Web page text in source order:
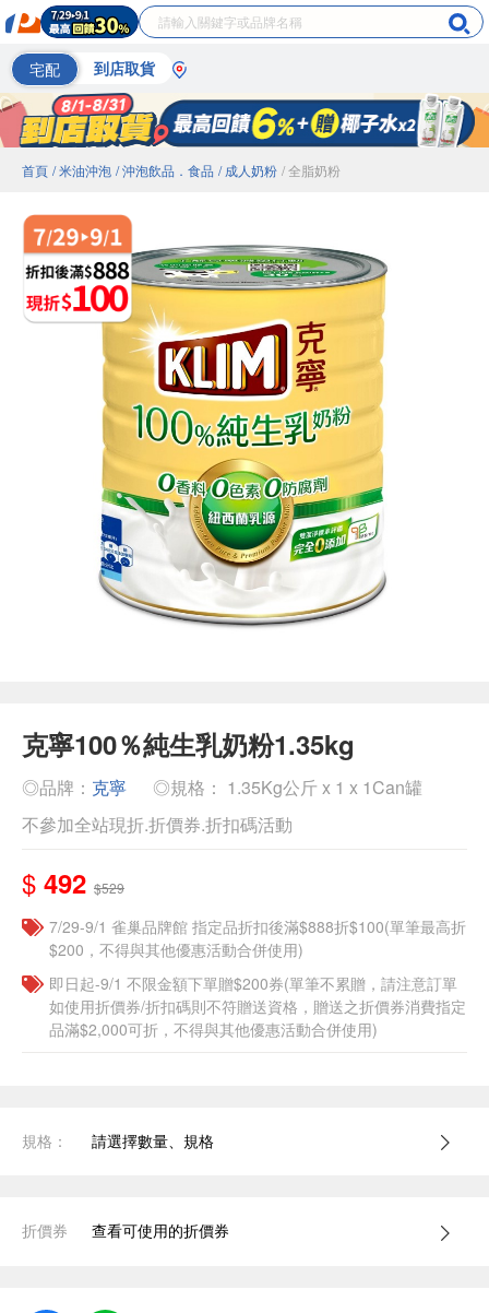
宅配 到店取貨
首頁 / 米油沖泡 / 沖泡飲品．食品 / 成人奶粉 / 全脂奶粉
克寧100％純生乳奶粉1.35kg
◎品牌： 克寧
◎規格： 1.35Kg公斤 x 1 x 1Can罐
不參加全站現折.折價券.折扣碼活動
$ 492 $529
7/29-9/1 雀巢品牌館 指定品折扣後滿$888折$100(單筆最高折
$200，不得與其他優惠活動合併使用)
即日起-9/1 不限金額下單贈$200券(單筆不累贈，請注意訂單
如使用折價券/折扣碼則不符贈送資格，贈送之折價券消費指定
品滿$2,000可折，不得與其他優惠活動合併使用)
規格： 請選擇數量、規格
折價券 查看可使用的折價券